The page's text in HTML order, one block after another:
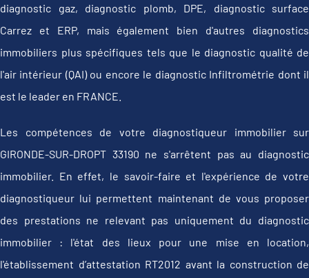
diagnostic gaz, diagnostic plomb, DPE, diagnostic surface
Carrez et ERP, mais également bien d'autres diagnostics
immobiliers plus spécifiques tels que le diagnostic qualité de
l'air intérieur (QAI) ou encore le diagnostic Infiltrométrie dont il
est le leader en FRANCE.
Les compétences de votre diagnostiqueur immobilier sur
GIRONDE-SUR-DROPT 33190 ne s'arrêtent pas au diagnostic
immobilier. En effet, le savoir-faire et l'expérience de votre
diagnostiqueur lui permettent maintenant de vous proposer
des prestations ne relevant pas uniquement du diagnostic
immobilier : l'état des lieux pour une mise en location,
l'établissement d’attestation RT2012 avant la construction de